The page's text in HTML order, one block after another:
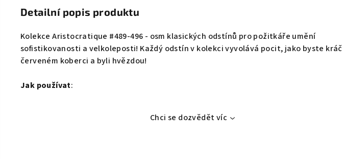
Detailní popis produktu
Kolekce Aristocratique #489-496 - osm klasických odstínů pro požitkáře umění
sofistikovanosti a velkoleposti! Každý odstín v kolekci vyvolává pocit, jako byste
červeném koberci a byli hvězdou!
Jak používat:
Chci se dozvědět víc